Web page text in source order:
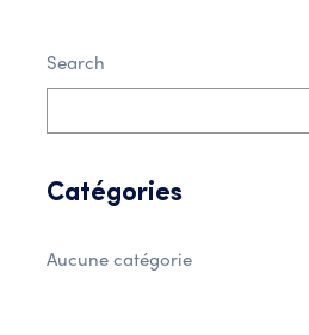
Search
Catégories
Aucune catégorie